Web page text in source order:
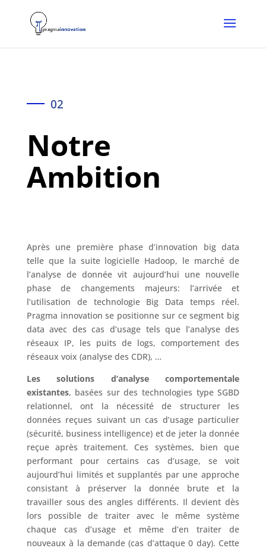
02
Notre
Ambition
Après une première phase d’innovation big data
telle que la suite logicielle Hadoop, le marché de
l’analyse de donnée vit aujourd’hui une nouvelle
phase de changements majeurs: l’arrivée et
l’utilisation de technologie Big Data temps réel.
Pragma innovation se positionne sur ce segment big
data avec des cas d’usage tels que l’analyse des
réseaux IP, les puits de logs, comportement des
réseaux voix (analyse des CDR), …
Les solutions d’analyse comportementale
existantes, basées sur des technologies type SGBD
relationnel, ont la nécessité de structurer les
données reçues suivant un cas d’usage particulier
(sécurité, business intelligence) et de jeter la donnée
reçue après traitement. Ces systèmes, bien que
performant pour certains cas d’usage, se voit
aujourd’hui limités et supplantés par une approche
consistant à préserver la donnée brute et la
travailler sous des angles différents. Il devient dès
lors possible de traiter avec le même système
chaque cas d’usage et même d’en traiter de
nouveaux à la demande (cas d’attaque 0 day). Cette